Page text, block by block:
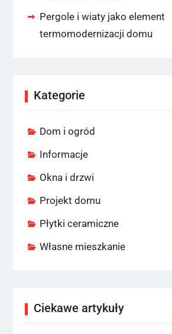
Pergole i wiaty jako element
termomodernizacji domu
Kategorie
Dom i ogród
Informacje
Okna i drzwi
Projekt domu
Płytki ceramiczne
Własne mieszkanie
Ciekawe artykuły